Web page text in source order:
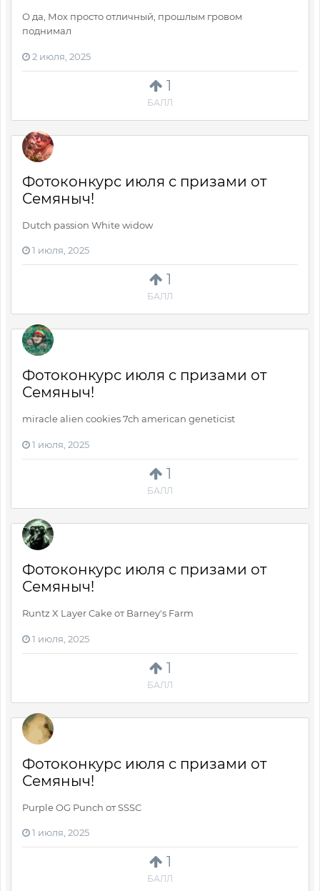
1
БАЛЛ
О да, Мох просто отличный, прошлым гровом
поднимал
2 июля, 2025
1
БАЛЛ
Фотоконкурс июля с призами от
Семяныч!
Dutch passion White widow
1 июля, 2025
1
БАЛЛ
Фотоконкурс июля с призами от
Семяныч!
miracle alien cookies 7ch american geneticist
1 июля, 2025
1
БАЛЛ
Фотоконкурс июля с призами от
Семяныч!
Runtz X Layer Cake от Barney's Farm
1 июля, 2025
1
БАЛЛ
Фотоконкурс июля с призами от
Семяныч!
Purple OG Punch от SSSC
1 июля, 2025